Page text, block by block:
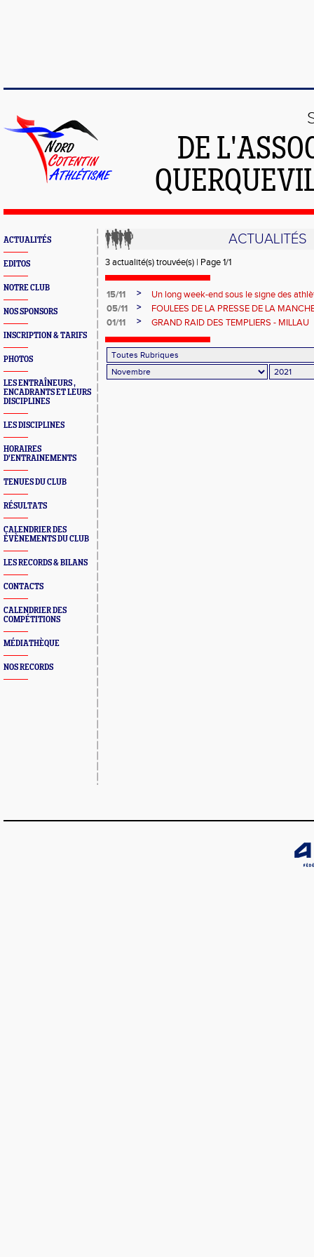
DE
ACTUALITÉS
EDITOS
NOTRE CLUB
NOS SPONSORS
INSCRIPTION & TARIFS
PHOTOS
LES ENTRAÎNEURS ,
ENCADRANTS ET LEURS
DISCIPLINES
LES DISCIPLINES
HORAIRES
D'ENTRAINEMENTS
TENUES DU CLUB
RÉSULTATS
CALENDRIER DES
ÉVÈNEMENTS DU CLUB
LES RECORDS & BILANS
CONTACTS
CALENDRIER DES
COMPÉTITIONS
MÉDIATHÈQUE
NOS RECORDS
ACTUALITÉS
3 actualité(s) trouvée(s) | Page 1/1
15/11 >
Un long week-end sous le signe des
05/11
>
FOULEES DE LA PRESSE DE LA
01/11
> GRAND RAID DES TEMPLIERS - MILLAU